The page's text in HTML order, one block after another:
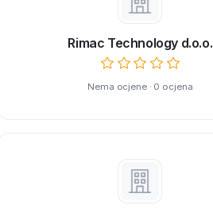
Rimac Technology d.o.o.
Nema ocjene · 0 ocjena